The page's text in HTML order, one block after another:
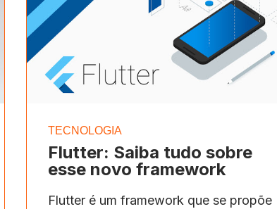
TECNOLOGIA
Flutter: Saiba tudo sobre
esse novo framework
Flutter é um framework que se propõe